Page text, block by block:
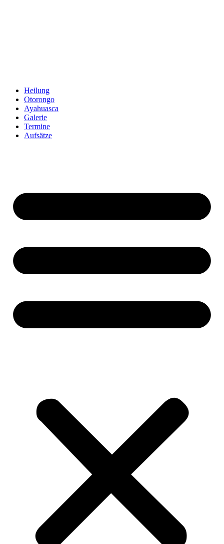
Heilung
Otorongo
Ayahuasca
Galerie
Termine
Aufsätze